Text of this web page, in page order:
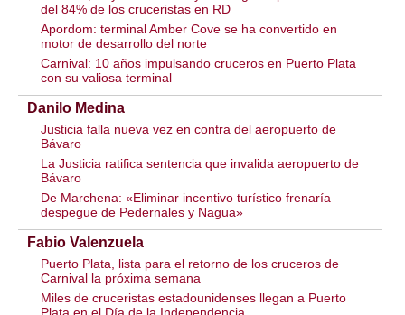
del 84% de los cruceristas en RD
Apordom: terminal Amber Cove se ha convertido en
motor de desarrollo del norte
Carnival: 10 años impulsando cruceros en Puerto Plata
con su valiosa terminal
Danilo Medina
Justicia falla nueva vez en contra del aeropuerto de
Bávaro
La Justicia ratifica sentencia que invalida aeropuerto de
Bávaro
De Marchena: «Eliminar incentivo turístico frenaría
despegue de Pedernales y Nagua»
Fabio Valenzuela
Puerto Plata, lista para el retorno de los cruceros de
Carnival la próxima semana
Miles de cruceristas estadounidenses llegan a Puerto